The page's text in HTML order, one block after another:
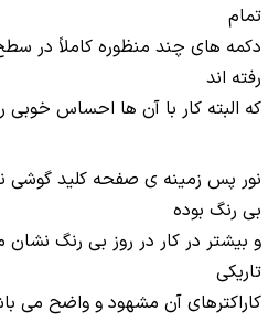
تمام
دکمه های چند منظوره کاملاً در
رفته اند
که البته کار با آن ها احساس خوبی
نور پس زمینه ی صفحه کلید گوشی
بی رنگ بوده
و بیشتر در کار در روز بی رنگ
تاریکی
کاراکترهای آن مشهود و واضح می